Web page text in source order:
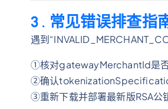
3 . 常见错误排查指
遇到
①核对gatewayMerchantId是
②确认
③重新下载并部署最新版RSA公